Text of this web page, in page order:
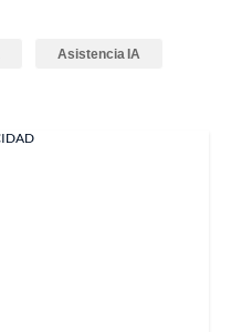
Asistencia IA